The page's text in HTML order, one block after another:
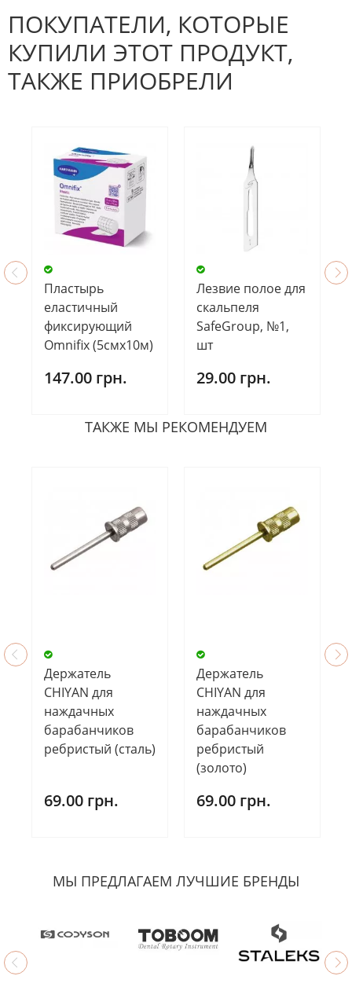
отзыв.
ПОКУПАТЕЛИ, КОТОРЫЕ
КУПИЛИ ЭТОТ ПРОДУКТ,
ТАКЖЕ ПРИОБРЕЛИ
Пластырь
еластичный
фиксирующий
Omnifix (5смх10м)
147.00 грн.
Лезвие полое для
скальпеля
SafeGroup, №1,
шт
29.00 грн.
ТАКЖЕ МЫ РЕКОМЕНДУЕМ
Держатель
CHIYAN для
наждачных
барабанчиков
ребристый (сталь)
69.00 грн.
Держатель
CHIYAN для
наждачных
барабанчиков
ребристый
(золото)
69.00 грн.
МЫ ПРЕДЛАГАЕМ ЛУЧШИЕ БРЕНДЫ